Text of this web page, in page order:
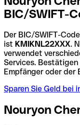
BIC/SWIFT-
Der BIC/SWIFT-
ist KMIKNL22XXX.
verwendet
Services.
Empfänger oder der
Sparen Sie Geld bei
Nouryon